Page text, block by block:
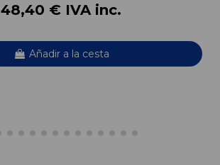
48,40 € IVA inc.
Añadir a la cesta